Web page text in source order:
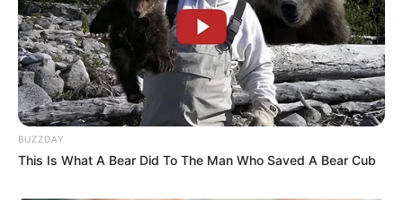
BUZZDAY
This Is What A Bear Did To The Man Who Saved A Bear Cub